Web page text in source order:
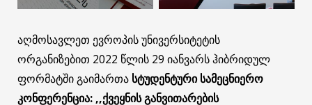
აღმოსავლეთ ევროპის უნივერსიტეტის
ორგანიზებით 2022 წლის 29 იანვარს ჰიბრიდულ
ფორმატში გაიმართა სტუდენტური სამეცნიერო
კონფერენცია: ,,ქვეყნისგანვითარების